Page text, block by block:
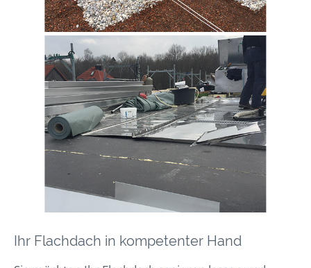
Ihr Flachdach in kompetenter Hand